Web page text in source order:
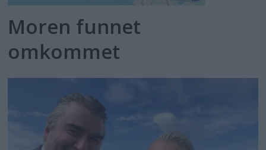
Moren funnet
omkommet